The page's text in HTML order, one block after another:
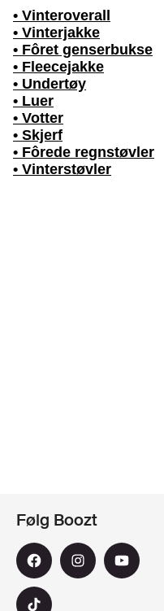
• Vinteroverall
• Vinterjakke
• Fôret genserbukse
• Fleecejakke
• Undertøy
• Luer
• Votter
• Skjerf
• Fôrede regnstøvler
• Vinterstøvler
Følg Boozt